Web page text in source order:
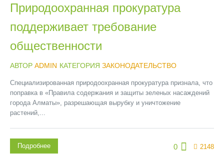
Природоохранная прокуратура
поддерживает требование
общественности
АВТОР ADMIN КАТЕГОРИЯ ЗАКОНОДАТЕЛЬСТВО
Специализированная природоохранная прокуратура признала, что
поправка в «Правила содержания и защиты зеленых насаждений
города Алматы», разрешающая вырубку и уничтожение
растений,...
0 2148
Подробнее